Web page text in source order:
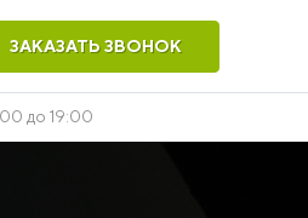
ЗАКАЗАТЬ ЗВОНОК
до 19:00